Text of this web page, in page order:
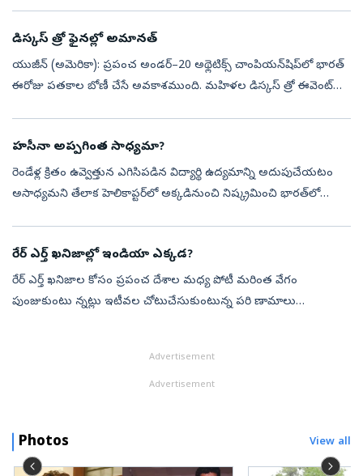
డిస్కస్‌ త్రో ఫైనల్లో అమానత్‌
యుజీన్‌ (అమెరికా): ప్రపంచ అండర్‌–20 అథ్లెటిక్స్‌ చాంపియన్‌షిప్‌లో భారత్‌
ఈరోజు పతకాల బోణీ చేసే అవకాశముంది. మహిళల డిస్కస్‌ త్రో ఈవెంట్‌లో
హసీనా అప్పగింత సాధ్యమా?
రెండేళ్ల క్రితం ఉవ్వెత్తున ఎగిసిపడిన విద్యార్థి ఉద్యమాన్ని అదుపుచేయటం
అసాధ్యమని తేలాక హెలికాప్టర్‌లో అక్కడినుంచి నిష్క్రమించి భారత్‌లో
రేర్‌ ఎర్త్‌ ఖనిజాల్లో ఇండియా ఎక్కడ?
రేర్‌ ఎర్త్‌ ఖనిజాల కోసం ప్రపంచ దేశాల మధ్య పోటీ మరింత వేగం
పుంజుకుంటు న్నట్లు ఇటీవల చోటుచేసుకుంటున్న పరి ణామాలు
Advertisement
Advertisement
Photos View all